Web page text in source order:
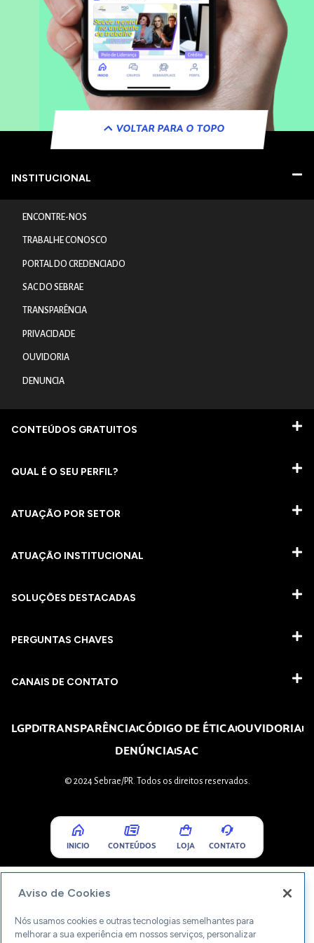
VOLTAR PARA O TOPO
INSTITUCIONAL
ENCONTRE-NOS
TRABALHE CONOSCO
PORTAL DO CREDENCIADO
SAC DO SEBRAE
TRANSPARÊNCIA
PRIVACIDADE
OUVIDORIA
DENUNCIA
CONTEÚDOS GRATUITOS
QUAL É O SEU PERFIL?
ATUAÇÃO POR SETOR
ATUAÇÃO INSTITUCIONAL
SOLUÇÕES DESTACADAS
PERGUNTAS CHAVES​
CANAIS DE CONTATO
LGPDTRANSPARÊNCIACÓDIGO DE ÉTICAOUVIDORIA
DENÚNCIASAC
© 2024 Sebrae/PR. Todos os direitos reservados.
INICIO CONTEÚDOS LOJA CONTATO
Aviso de Cookies
Nós usamos cookies e outras tecnologias semelhantes para
melhorar a sua experiência em nossos serviços, personalizar